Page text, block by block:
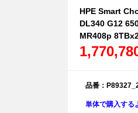
HPE Smart
DL340 G12
MR408p
品番：
単体で購入する